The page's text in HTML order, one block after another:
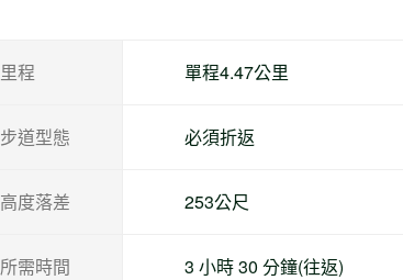
里程 單程4.47公里
步道型態 必須折返
高度落差 253公尺
所需時間 3 小時 30 分鐘(往返)